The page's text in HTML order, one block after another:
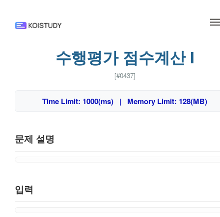
수행평가 점수계산 I
[#0437]
Time Limit: 1000(ms) | Memory Limit: 128(MB)
문제 설명
입력